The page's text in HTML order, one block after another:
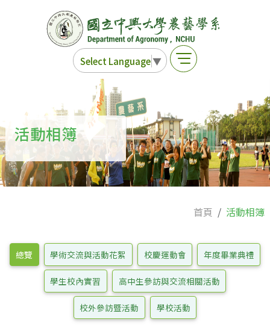
Select Language▼
活動相簿
首頁 活動相簿
總覽 學術交流與活動花絮 校慶運動會 年度畢業典禮
學生校內實習 高中生參訪與交流相關活動
校外參訪暨活動 學校活動